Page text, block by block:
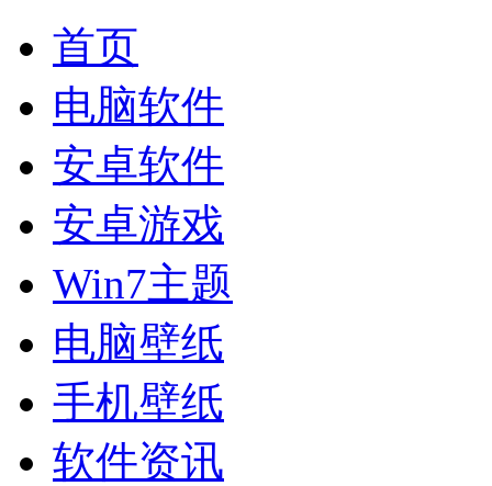
首页
电脑软件
安卓软件
安卓游戏
Win7主题
电脑壁纸
手机壁纸
软件资讯